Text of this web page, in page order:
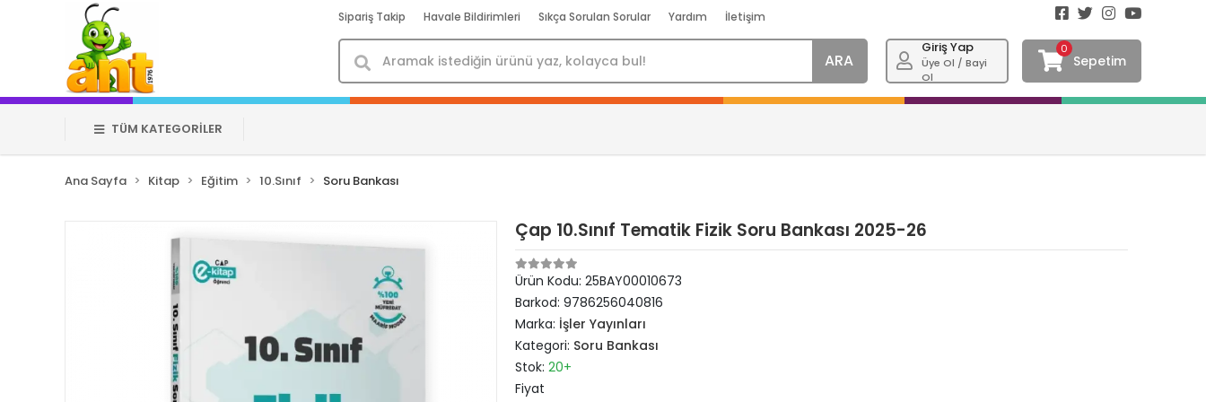
Sipariş Takip Havale Bildirimleri Sıkça Sorulan Sorular Yardım İletişim
ARA
Giriş Yap
Üye Ol / Bayi
Ol
0
Sepetim
TÜM KATEGORİLER
Ana Sayfa Kitap Eğitim 10.Sınıf Soru Bankası
Çap 10.Sınıf Tematik Fizik Soru Bankası 2025-26
Ürün Kodu:25BAY00010673
Barkod:9786256040816
Marka: İşler Yayınları
Kategori: Soru Bankası
Stok:20+
Fiyat